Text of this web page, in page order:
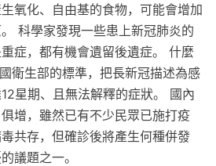
氧化、自由基的食物，可能會增加
科學家發現一些患上新冠肺炎的
症，都有機會遺留後遺症。 什麼
衛生部的標準，把長新冠描述為感
星期、且無法解釋的症狀。 國內
增，雖然已有不少民眾已施打疫
共存，但確診後將產生何種併發
議題之一。